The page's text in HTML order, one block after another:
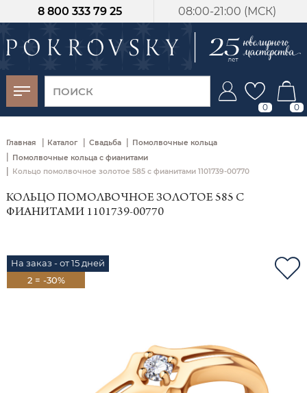
08:00-21:00 (МСК)
8 800 333 79 25
0 0
Главная | Каталог | Свадьба | Помолвочные кольца
Помолвочные кольца с фианитами
Кольцо помолвочное золотое 585 с фианитами 1101739-00770
КОЛЬЦО ПОМОЛВОЧНОЕ ЗОЛОТОЕ 585 С
ФИАНИТАМИ 1101739-00770
На заказ - от 15 дней
2 = -30%
-30%
от 15 дней с
момента оплаты